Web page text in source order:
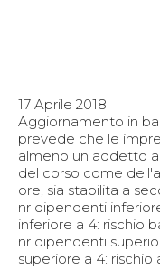
17 Aprile 2018
Aggiornamento in
prevede che le
almeno un addetto
del corso come
ore, sia stabilita a
nr dipendenti
inferiore a 4: rischio
nr dipendenti
superiore a 4: rischio